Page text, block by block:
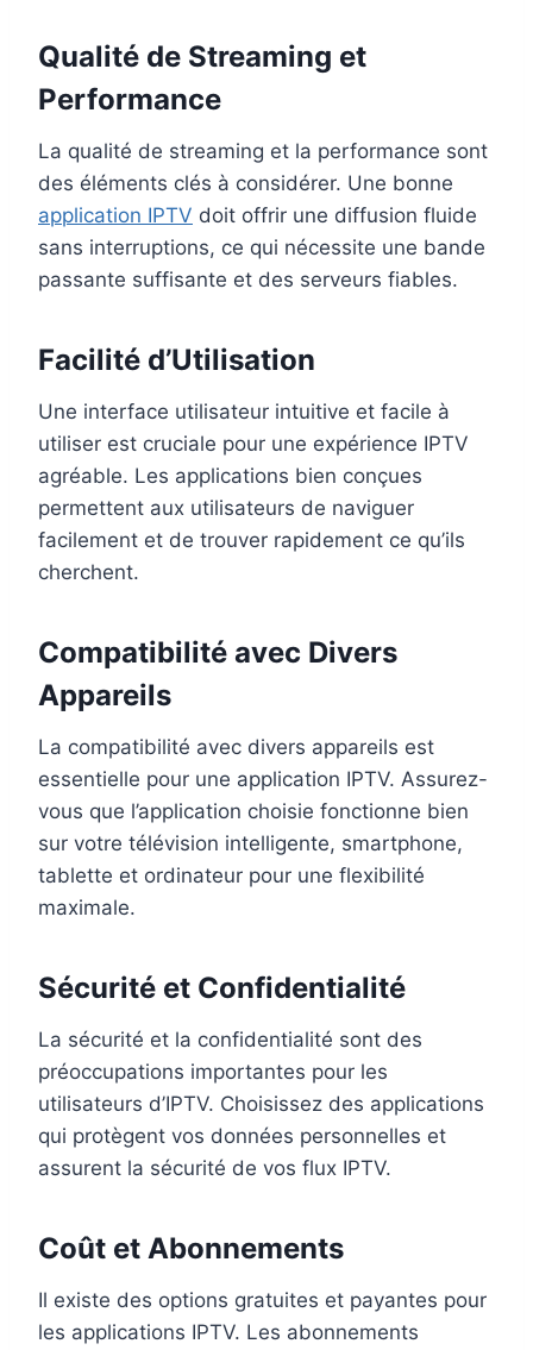
Qualité de Streaming et
Performance
La qualité de streaming et la performance sont
des éléments clés à considérer. Une bonne
application IPTV doit offrir une diffusion fluide
sans interruptions, ce qui nécessite une bande
passante suffisante et des serveurs fiables.
Facilité d’Utilisation
Une interface utilisateur intuitive et facile à
utiliser est cruciale pour une expérience IPTV
agréable. Les applications bien conçues
permettent aux utilisateurs de naviguer
facilement et de trouver rapidement ce qu’ils
cherchent.
Compatibilité avec Divers
Appareils
La compatibilité avec divers appareils est
essentielle pour une application IPTV. Assurez-
vous que l’application choisie fonctionne bien
sur votre télévision intelligente, smartphone,
tablette et ordinateur pour une flexibilité
maximale.
Sécurité et Confidentialité
La sécurité et la confidentialité sont des
préoccupations importantes pour les
utilisateurs d’IPTV. Choisissez des applications
qui protègent vos données personnelles et
assurent la sécurité de vos flux IPTV.
Coût et Abonnements
Il existe des options gratuites et payantes pour
les applications IPTV. Les abonnements